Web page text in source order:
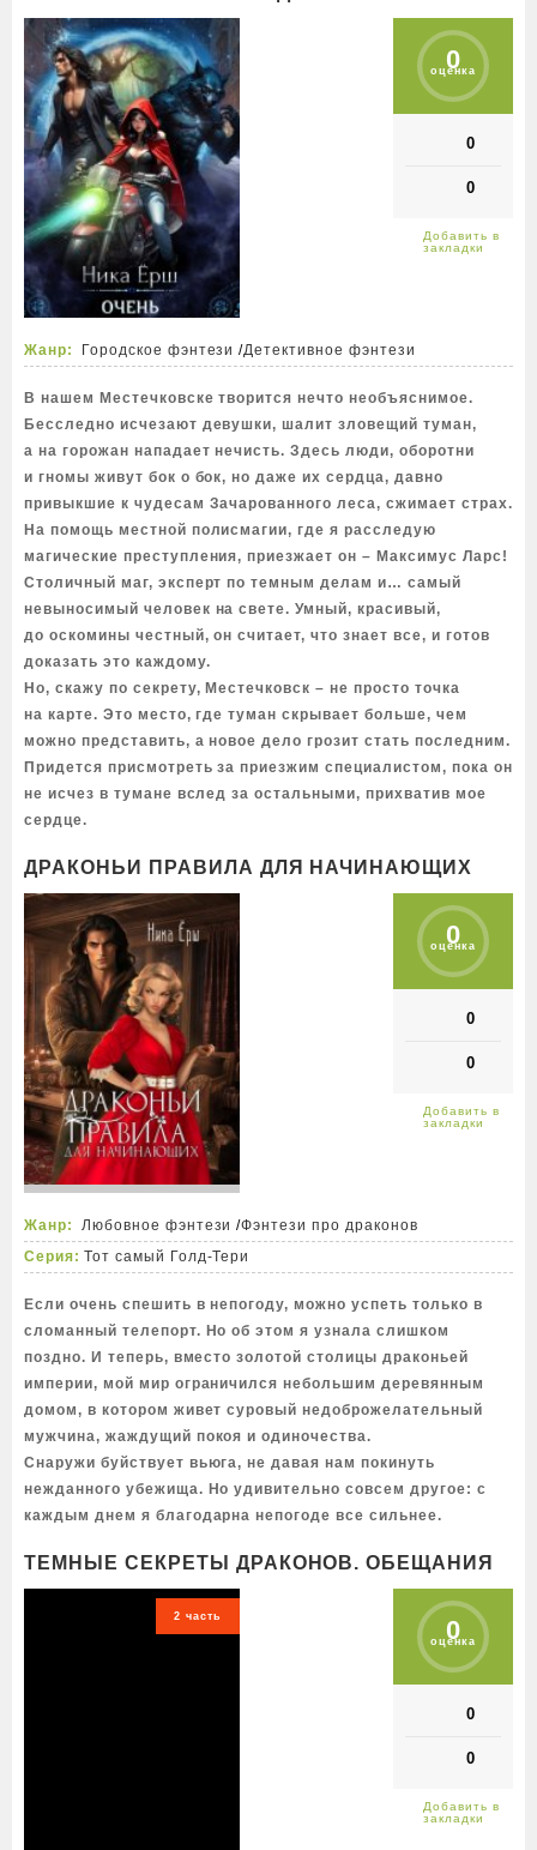
0
оценка
0
0
Жанр: Городское фэнтези /Детективное фэнтези
В нашем Местечковске творится нечто необъяснимое.
Бесследно исчезают девушки, шалит зловещий туман,
а на горожан нападает нечисть. Здесь люди, оборотни
и гномы живут бок о бок, но даже их сердца, давно
привыкшие к чудесам Зачарованного леса, сжимает страх.
На помощь местной полисмагии, где я расследую
магические преступления, приезжает он – Максимус Ларс!
Столичный маг, эксперт по темным делам и… самый
невыносимый человек на свете. Умный, красивый,
до оскомины честный, он считает, что знает все, и готов
доказать это каждому.
Но, скажу по секрету, Местечковск – не просто точка
на карте. Это место, где туман скрывает больше, чем
можно представить, а новое дело грозит стать последним.
Придется присмотреть за приезжим специалистом, пока он
не исчез в тумане вслед за остальными, прихватив мое
сердце.
ДРАКОНЬИ ПРАВИЛА ДЛЯ НАЧИНАЮЩИХ
0
оценка
0
0
Жанр: Любовное фэнтези /Фэнтези про драконов
Серия: Тот самый Голд-Тери
Если очень спешить в непогоду, можно успеть только в
сломанный телепорт. Но об этом я узнала слишком
поздно. И теперь, вместо золотой столицы драконьей
империи, мой мир ограничился небольшим деревянным
домом, в котором живет суровый недоброжелательный
мужчина, жаждущий покоя и одиночества.
Снаружи буйствует вьюга, не давая нам покинуть
нежданного убежища. Но удивительно совсем другое: с
каждым днем я благодарна непогоде все сильнее.
ТЕМНЫЕ СЕКРЕТЫ ДРАКОНОВ. ОБЕЩАНИЯ
2 часть 0
оценка
0
0